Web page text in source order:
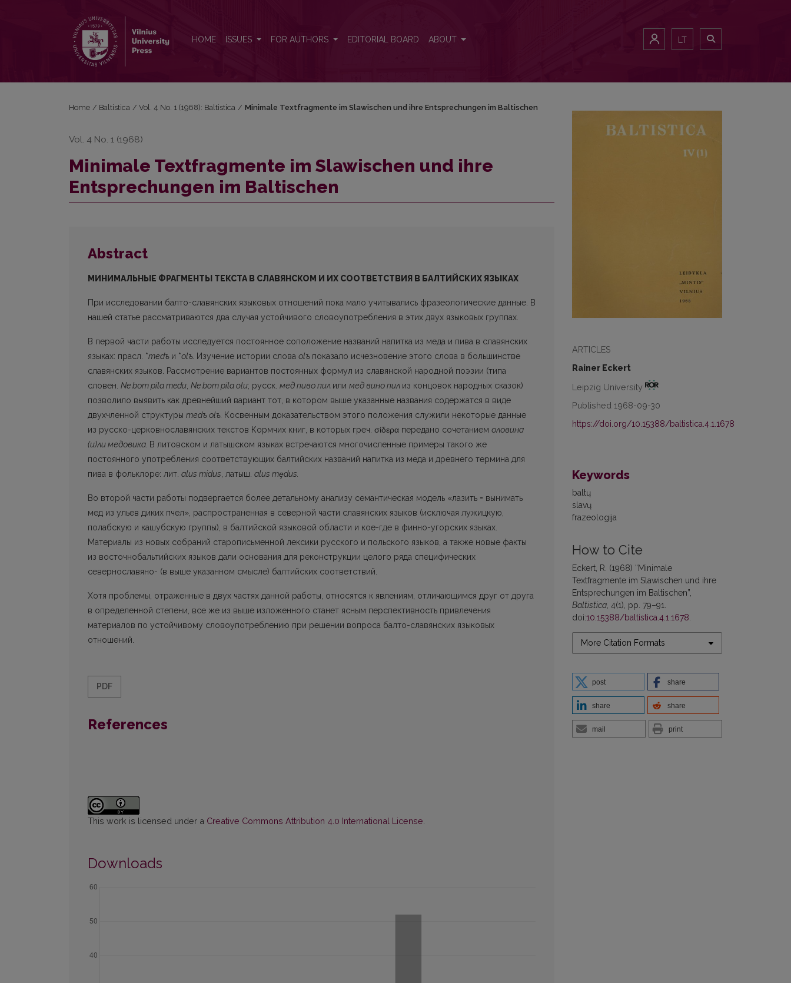
HOME ISSUES FOR AUTHORS EDITORIAL BOARD ABOUT LT
ARTICLES
Rainer Eckert
Leipzig University
Published 1968-09-30
https://doi.org/10.15388/baltistica.4.1.1678
Keywords
baltų
slavų
frazeologija
How to Cite
Eckert, R. (1968) “Minimale
Textfragmente im Slawischen und ihre
Entsprechungen im Baltischen”,
Baltistica, 4(1), pp. 79–91.
doi:10.15388/baltistica.4.1.1678.
More Citation Formats
post share
share share
mail print
Home / Baltistica / Vol. 4 No. 1 (1968): Baltistica / Minimale Textfragmente im Slawischen und ihre Entsprechungen im Baltischen
Vol. 4 No. 1 (1968)
Minimale Textfragmente im Slawischen und ihre
Entsprechungen im Baltischen
Abstract
МИНИМАЛЬНЫЕ ФРАГМЕНТЫ ТЕКСТА В СЛАВЯНСКОМ И ИХ СООТВЕТСТВИЯ В БАЛТИЙСКИХ ЯЗЫКАХ
При исследовании балто-славянских языковых отношений пока мало учитывались фразеологические данные. В
нашей статье рассматриваются два случая устойчивого словоупотребления в этих двух языковых группах.
В первой части работы исследуется постоянное соположение названий напитка из меда и пива в славянских
языках: прасл. *теdъ и *оlъ. Изучение истории слова оlъ пока­зало исчезновение этого слова в большинстве
славянских языков. Рассмотрение вариантов постоянных формул из славянской народной поэзии (типа
словен. Ne bот pila medu, Ne bom pila olu; pусск. мед пиво пил или мед вино пил из концовок народных сказок)
позво­лило выявить как древнейший вариант тот, в котором выше указанные названия содержатся в виде
двухчленной структуры теdъ оlъ. Косвенным доказательством этого положения служили некоторые данные
из pусско-церковнославянских текстов Кормчих книг, в которых греч. σίδερα передано сочетанием оловина
(и)ли медовика. В литовском и латышском языках встречаются многочисленные примеры такого же
постоянного употребления соответствующих балтийских названий напитка из меда и древнего термина для
пива в фольклоре: лит. alus midus, латыш. alus mȩdus.
Во второй части работы подвергается более детальному анализу семантическая модель «лазить = вынимать
мед из ульев диких пчел», распространенная в северной части славянских языков (исключая лужицкую,
полабскую и кашубскую группы), в балтийской языковой области и кое-где в финно-угорских языках.
Материалы из новых собраний старописьменной лексики русского и польского языков, а также новые факты
из восточнобальтийских языков дали основания для реконструкции целого ряда специфических
севернославяно- (в выше указанном смысле) балтийских соответствий.
Хотя проблемы, отраженные в двух частях данной работы, относятся к явлениям, отличающимся друг от друга
в определенной степени, все же из выше изложенного станет ясным перспективность привлечения
материалов по устойчивому словоупотреблению при решении вопроса балто-славянских языковых
отношений.
PDF
References
This work is licensed under a Creative Commons Attribution 4.0 International License
Downloads